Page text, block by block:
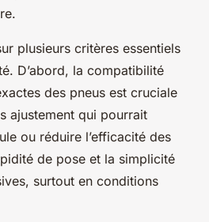
plusieurs critères essentiels
D’abord, la compatibilité
des pneus est cruciale
ajustement qui pourrait
ou réduire l’efficacité des
de pose et la simplicité
surtout en conditions